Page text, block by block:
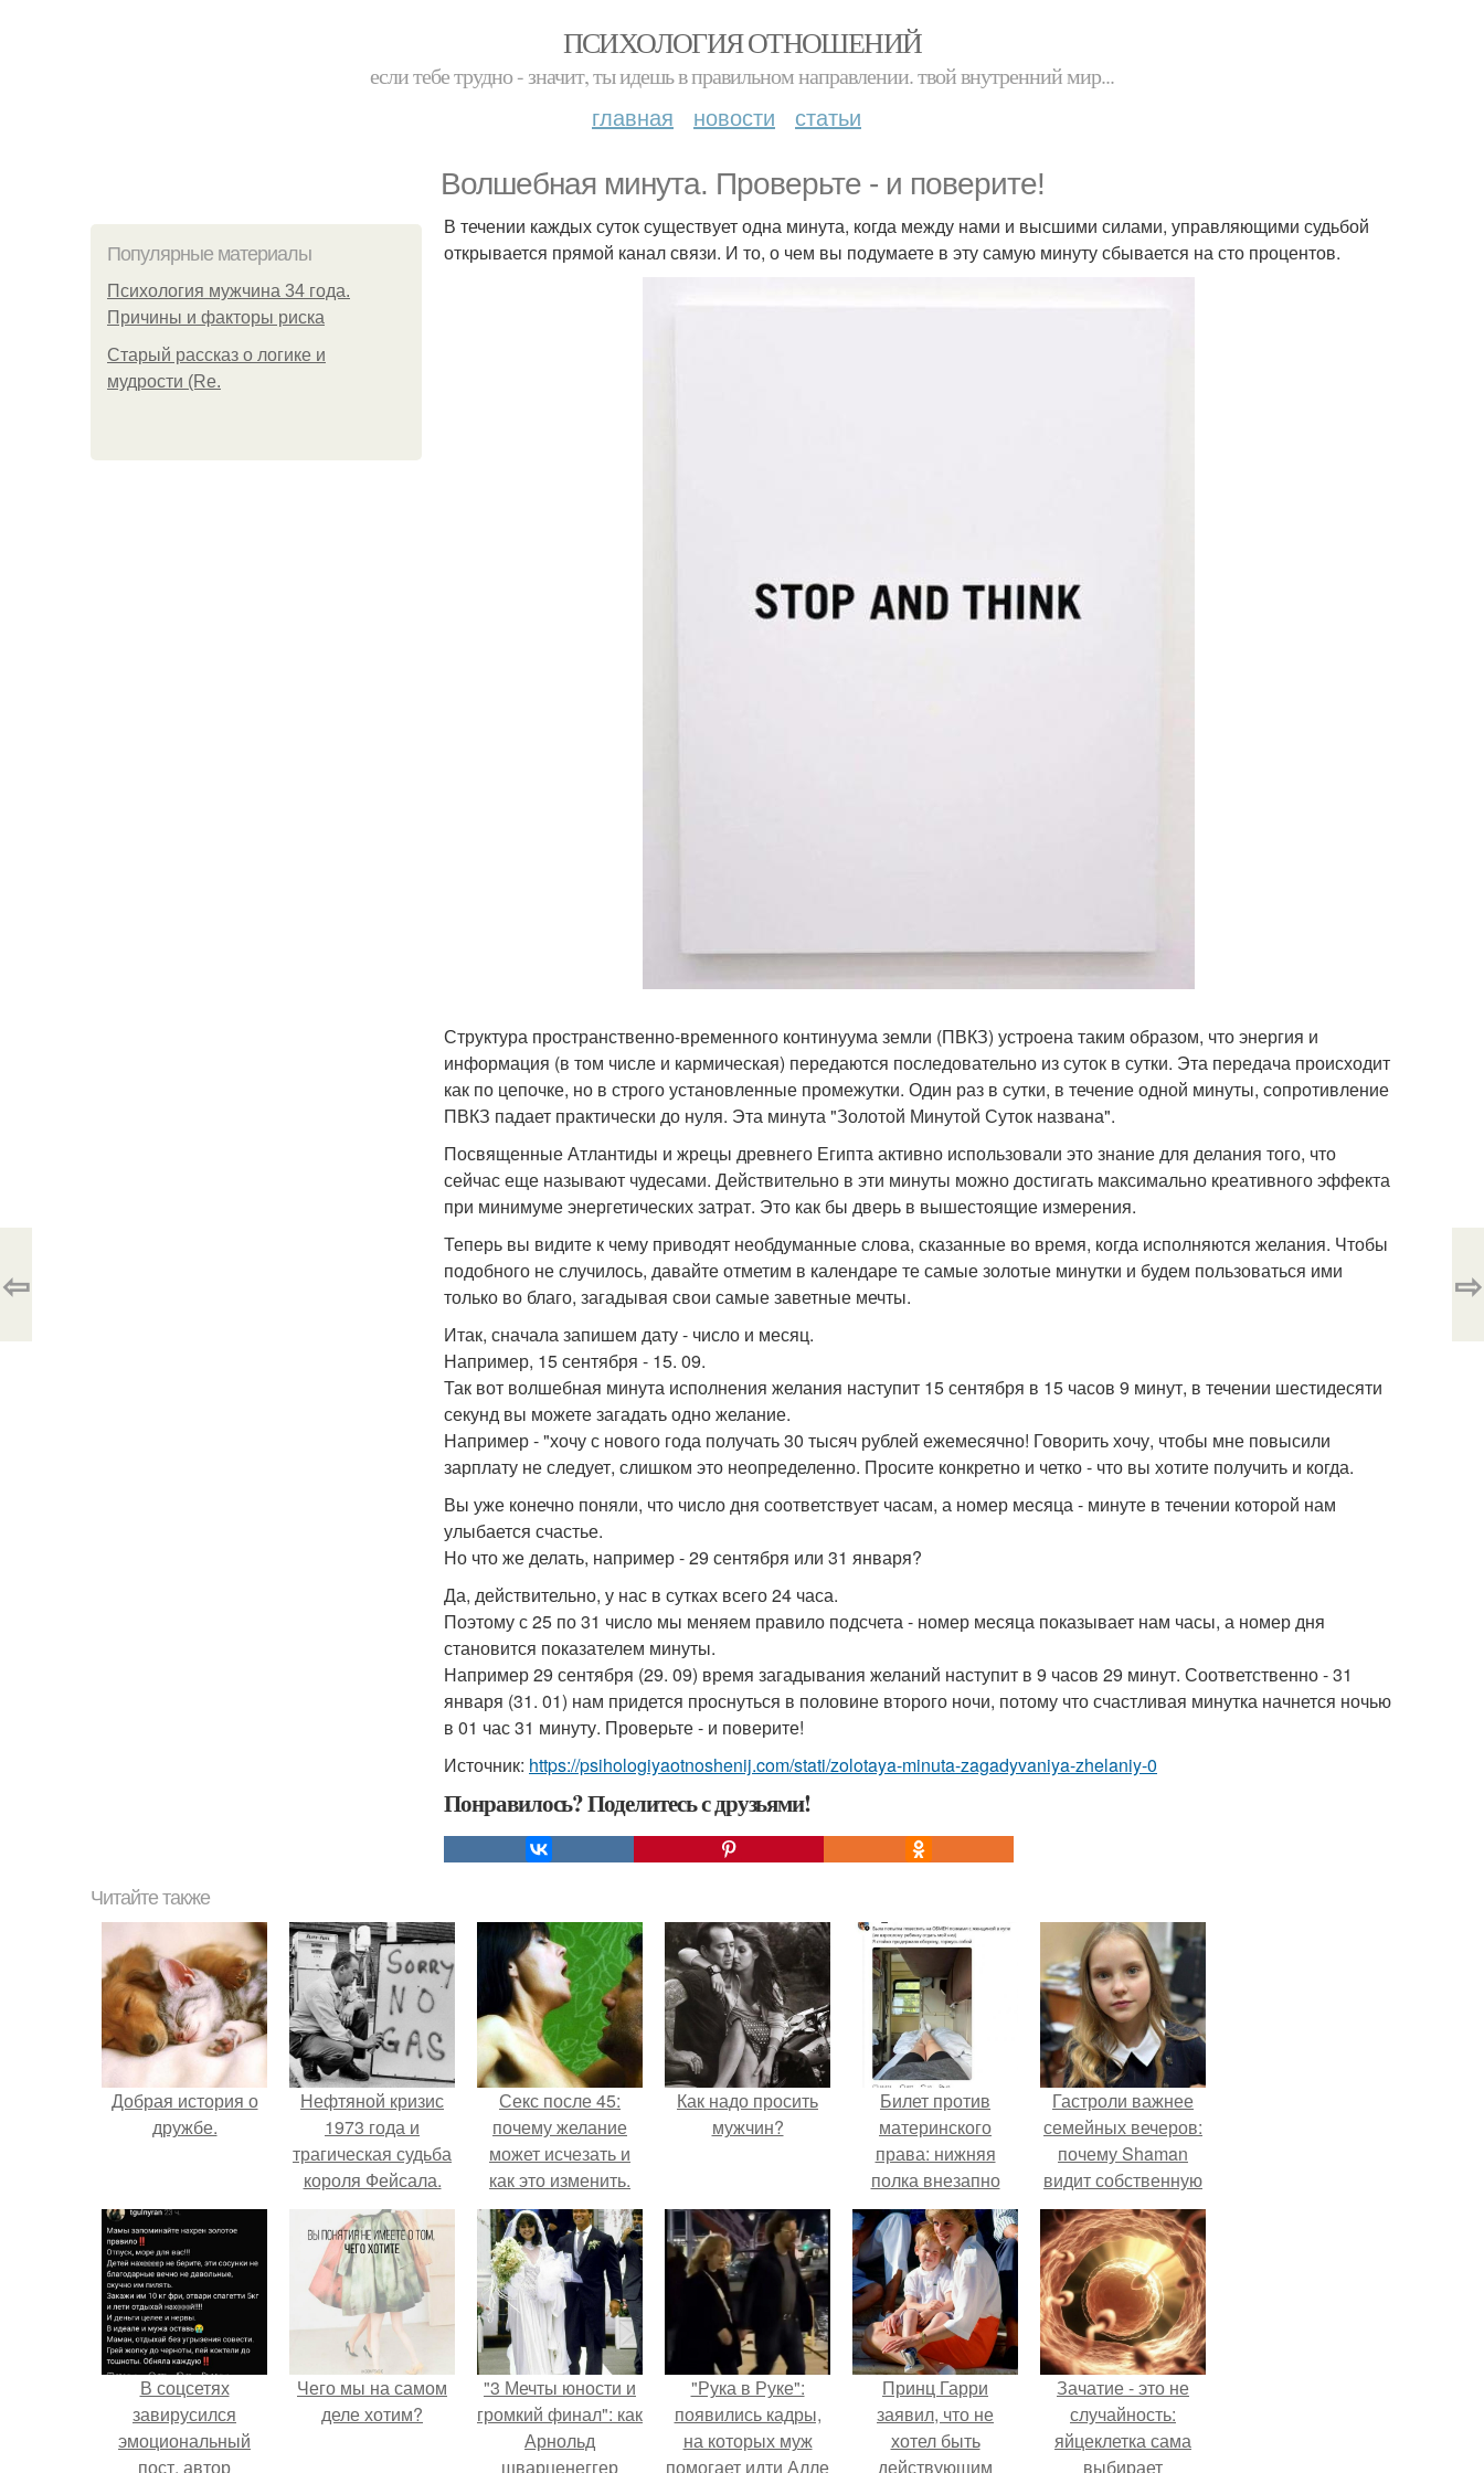
ПСИХОЛОГИЯ ОТНОШЕНИЙ
если тебе трудно - значит, ты идешь в правильном направлении. твой внутренний мир...
главная новости статьи
Волшебная минута. Проверьте - и поверите!
Популярные материалы
Психология мужчина 34 года.
Причины и факторы риска
Старый рассказ о логике и
мудрости (Re.
В течении каждых суток существует одна минута, когда между нами и высшими силами, управляющими судьбой
открывается прямой канал связи. И то, о чем вы подумаете в эту самую минуту сбывается на сто процентов.
Структура пространственно-временного континуума земли (ПВКЗ) устроена таким образом, что энергия и
информация (в том числе и кармическая) передаются последовательно из суток в сутки. Эта передача происходит
как по цепочке, но в строго установленные промежутки. Один раз в сутки, в течение одной минуты, сопротивление
ПВКЗ падает практически до нуля. Эта минута "Золотой Минутой Суток названа".
Посвященные Атлантиды и жрецы древнего Египта активно использовали это знание для делания того, что
сейчас еще называют чудесами. Действительно в эти минуты можно достигать максимально креативного эффекта
при минимуме энергетических затрат. Это как бы дверь в вышестоящие измерения.
Теперь вы видите к чему приводят необдуманные слова, сказанные во время, когда исполняются желания. Чтобы
подобного не случилось, давайте отметим в календаре те самые золотые минутки и будем пользоваться ими
только во благо, загадывая свои самые заветные мечты.
Итак, сначала запишем дату - число и месяц.
Например, 15 сентября - 15. 09.
Так вот волшебная минута исполнения желания наступит 15 сентября в 15 часов 9 минут, в течении шестидесяти
секунд вы можете загадать одно желание.
Например - "хочу с нового года получать 30 тысяч рублей ежемесячно! Говорить хочу, чтобы мне повысили
зарплату не следует, слишком это неопределенно. Просите конкретно и четко - что вы хотите получить и когда.
Вы уже конечно поняли, что число дня соответствует часам, а номер месяца - минуте в течении которой нам
улыбается счастье.
Но что же делать, например - 29 сентября или 31 января?
Да, действительно, у нас в сутках всего 24 часа.
Поэтому с 25 по 31 число мы меняем правило подсчета - номер месяца показывает нам часы, а номер дня
становится показателем минуты.
Например 29 сентября (29. 09) время загадывания желаний наступит в 9 часов 29 минут. Соответственно - 31
января (31. 01) нам придется проснуться в половине второго ночи, потому что счастливая минутка начнется ночью
в 01 час 31 минуту. Проверьте - и поверите!
Источник: https://psihologiyaotnoshenij.com/stati/zolotaya-minuta-zagadyvaniya-zhelaniy-0
Понравилось? Поделитесь с друзьями!
⇦ ⇨
Читайте также
Добрая история о
дружбе.
Нефтяной кризис
1973 года и
трагическая судьба
короля Фейсала.
Секс после 45:
почему желание
может исчезать и
как это изменить.
Как надо просить
мужчин?
Билет против
материнского
права: нижняя
полка внезапно
нашла законного
владельца.
Гастроли важнее
семейных вечеров:
почему Shaman
видит собственную
дочь чаще на
экране, чем
вживую.
В соцсетях
завирусился
эмоциональный
пост, автор
Чего мы на самом
деле хотим?
"3 Мечты юности и
громкий финал": как
Арнольд
шварценеггер
"Рука в Руке":
появились кадры,
на которых муж
помогает идти Алле
Принц Гарри
заявил, что не
хотел быть
действующим
Зачатие - это не
случайность:
яйцеклетка сама
выбирает